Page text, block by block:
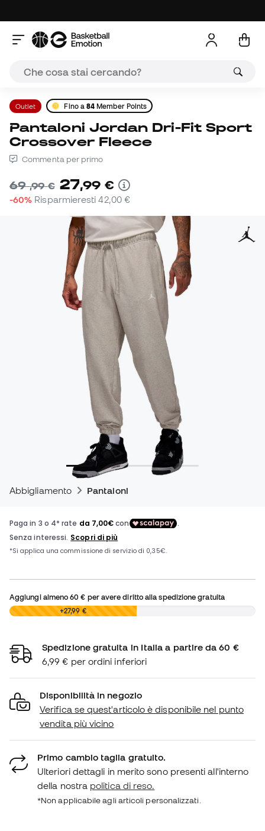
Outlet Fino a84 Member Points
Pantaloni Jordan Dri-Fit Sport
Crossover Fleece
Commenta per primo
69,99 € 27,99 €
-60% Risparmieresti42,00 €
Abbigliamento Pantaloni
Aggiungi almeno60 € per avere diritto alla spedizione gratuita
0,00 € +27,99 €
Spedizione gratuita in Italia a partire da 60 €
6,99 € per ordini inferiori
Disponibilità in negozio
Verifica se quest'articolo è disponibile nel punto
vendita più vicino
Primo cambio taglia gratuito.
Ulteriori dettagli in merito sono presenti all'interno
della nostra politica di reso.
*Non applicabile agli articoli personalizzati.